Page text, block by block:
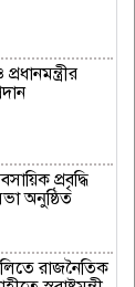
প্রবৃদ্ধি
অনুষ্ঠিত
রাজনৈতিক